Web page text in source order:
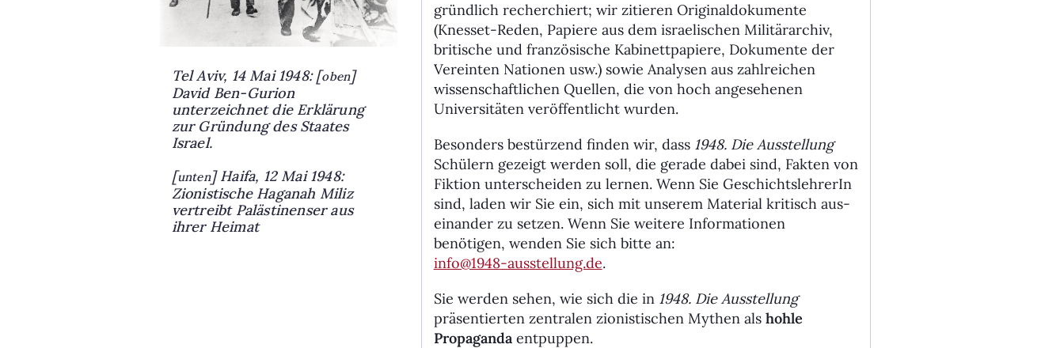
Tel Aviv, 14 Mai 1948: [oben]
David Ben-Gurion
unterzeichnet die Erklärung
zur Gründung des Staates
Israel.
[unten] Haifa, 12 Mai 1948:
Zionistische Haganah Miliz
vertreibt Palästinenser aus
ihrer Heimat
gründlich recherchiert; wir zitieren Original­dokumente
(Knesset-Reden, Papiere aus dem israelischen Militärarchiv,
britische und französische Kabinett­papiere, Dokumente der
Vereinten Nationen usw.) sowie Analysen aus zahlreichen
wissenschaftlichen Quellen, die von hoch angesehenen
Universitäten veröffentlicht wurden.
Besonders bestürzend finden wir, dass 1948. Die Ausstellung
Schülern gezeigt werden soll, die gerade dabei sind, Fakten von
Fiktion unter­schei­den zu lernen. Wenn Sie Geschichts­lehrerIn
sind, laden wir Sie ein, sich mit unserem Material kritisch aus­
ein­ander zu setzen. Wenn Sie weitere Informationen
benötigen, wenden Sie sich bitte an:
info@1948-ausstellung.de.
Sie werden sehen, wie sich die in 1948. Die Ausstellung
präsentierten zentralen zionistischen Mythen als hohle
Propagandaentpuppen.